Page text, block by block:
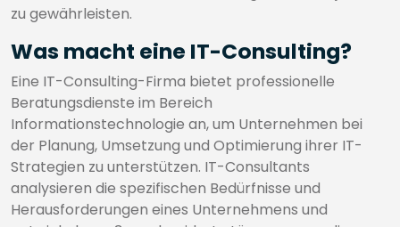
zu gewährleisten.
Was macht eine IT-Consulting?
Eine IT-Consulting-Firma bietet professionelle
Beratungsdienste im Bereich
Informationstechnologie an, um Unternehmen bei
der Planung, Umsetzung und Optimierung ihrer IT-
Strategien zu unterstützen. IT-Consultants
analysieren die spezifischen Bedürfnisse und
Herausforderungen eines Unternehmens und